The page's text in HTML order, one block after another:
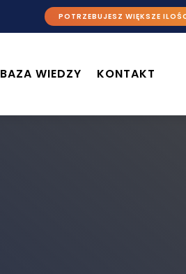
POTRZEBUJESZ WIĘKSZE
BAZA WIEDZY KONTAKT